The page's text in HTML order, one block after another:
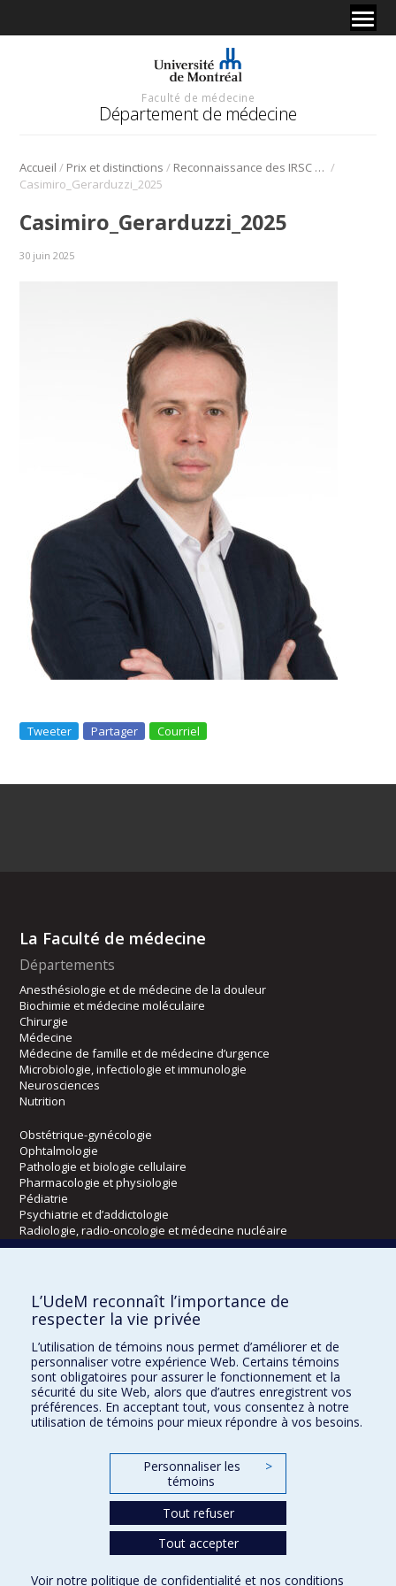
Faculté de médecine
Département de médecine
Accueil / Prix et distinctions / Reconnaissance des IRSC décernée au Dr Casimiro Gerarduzzi /
Casimiro_Gerarduzzi_2025
Casimiro_Gerarduzzi_2025
30 juin 2025
Tweeter Partager Courriel
La Faculté de médecine
Départements
Anesthésiologie et de médecine de la douleur
Biochimie et médecine moléculaire
Chirurgie
Médecine
Médecine de famille et de médecine d’urgence
Microbiologie, infectiologie et immunologie
Neurosciences
Nutrition
Obstétrique-gynécologie
Ophtalmologie
Pathologie et biologie cellulaire
Pharmacologie et physiologie
Pédiatrie
Psychiatrie et d’addictologie
Radiologie, radio-oncologie et médecine nucléaire
Kinésiologie et des sciences de l’activité physique
Orthophonie et audiologie
Réadaptation
Directions
DPC
CPASS
L’UdeM reconnaît l’importance de
respecter la vie privée
L’utilisation de témoins nous permet d’améliorer et de
personnaliser votre expérience Web. Certains témoins
sont obligatoires pour assurer le fonctionnement et la
sécurité du site Web, alors que d’autres enregistrent vos
préférences. En acceptant tout, vous consentez à notre
utilisation de témoins pour mieux répondre à vos besoins.
Personnaliser les
témoins
>
Tout refuser
Tout accepter
Voir notre politique de confidentialité et nos conditions